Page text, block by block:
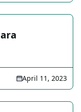
April 11, 2023